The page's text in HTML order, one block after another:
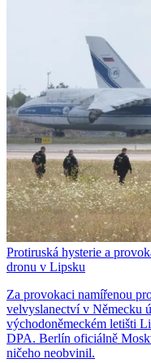
Protiruská hysterie a
dronu v Lipsku
Za provokaci namířenou
velvyslanectví v Německu
východoněmeckém letišti
DPA. Berlín oficiálně
ničeho neobvinil.